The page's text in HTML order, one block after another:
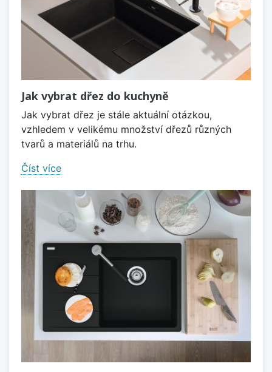
Jak vybrat dřez do kuchyně
Jak vybrat dřez je stále aktuální otázkou,
vzhledem v velikému množství dřezů různých
tvarů a materiálů na trhu.
Číst více